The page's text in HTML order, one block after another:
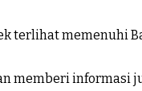
terlihat memenuhi
memberi informasi